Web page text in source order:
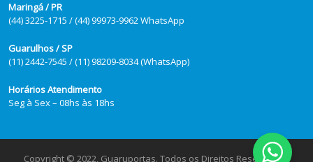
Maringá / PR
(44) 3225-1715 / (44) 99973-9962 WhatsApp
Guarulhos / SP
(11) 2442-7545 / (11) 98209-8034 (WhatsApp)
Horários Atendimento
Seg à Sex – 08hs às 18hs
Copyright © 2022, Guaruportas. Todos os Direitos Reservados.